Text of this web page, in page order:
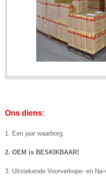
Ons diens:
1. Een jaar waarborg.
2. OEM is BESKIKBAAR!
3. Uitstekende Voorverkope- en Na-